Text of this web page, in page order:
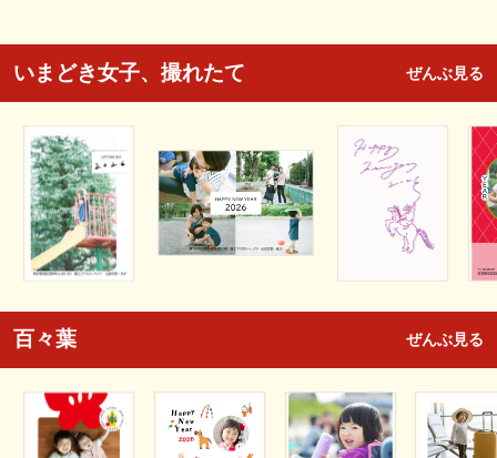
いまどき女子、撮れたて ぜんぶ見る
百々葉 ぜんぶ見る